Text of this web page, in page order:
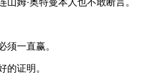
姆·奥特曼本人也不敢断言。
须一直赢。
的证明。